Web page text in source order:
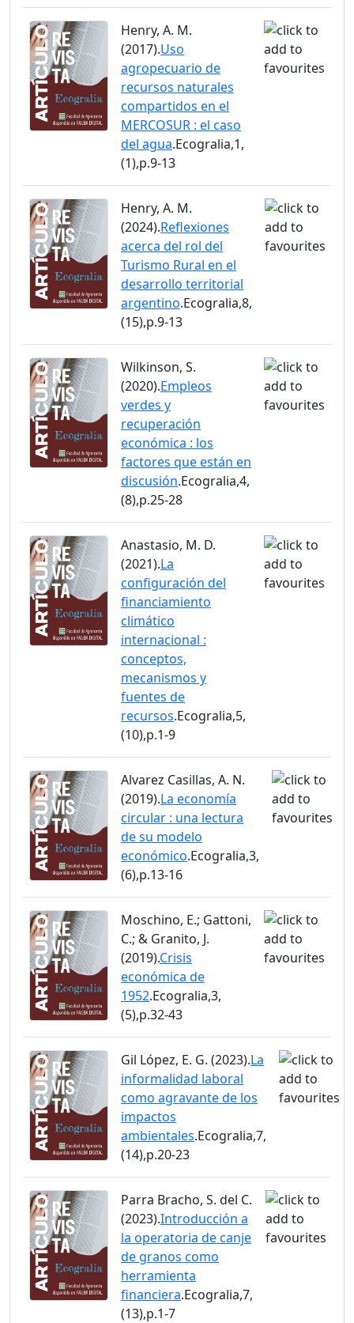
Henry, A. M.
(2017).Uso
agropecuario de
recursos naturales
compartidos en el
MERCOSUR : el caso
del agua.Ecogralia,1,
(1),p.9-13
Henry, A. M.
(2024).Reflexiones
acerca del rol del
Turismo Rural en el
desarrollo territorial
argentino.Ecogralia,8,
(15),p.9-13
Wilkinson, S.
(2020).Empleos
verdes y
recuperación
económica : los
factores que están en
discusión.Ecogralia,4,
(8),p.25-28
Anastasio, M. D.
(2021).La
configuración del
financiamiento
climático
internacional :
conceptos,
mecanismos y
fuentes de
recursos.Ecogralia,5,
(10),p.1-9
Alvarez Casillas, A. N.
(2019).La economía
circular : una lectura
de su modelo
económico.Ecogralia,3,
(6),p.13-16
Moschino, E.; Gattoni,
C.; & Granito, J.
(2019).Crisis
económica de
1952.Ecogralia,3,
(5),p.32-43
Gil López, E. G. (2023).La
informalidad laboral
como agravante de los
impactos
ambientales.Ecogralia,7,
(14),p.20-23
Parra Bracho, S. del C.
(2023).Introducción a
la operatoria de canje
de granos como
herramienta
financiera.Ecogralia,7,
(13),p.1-7